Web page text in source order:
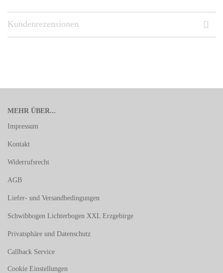
Kundenrezensionen
MEHR ÜBER...
Impressum
Kontakt
Widerrufsrecht
AGB
Liefer- und Versandbedingungen
Schwibbogen Lichterbogen XXL Erzgebirge
Privatsphäre und Datenschutz
Callback Service
Cookie Einstellungen